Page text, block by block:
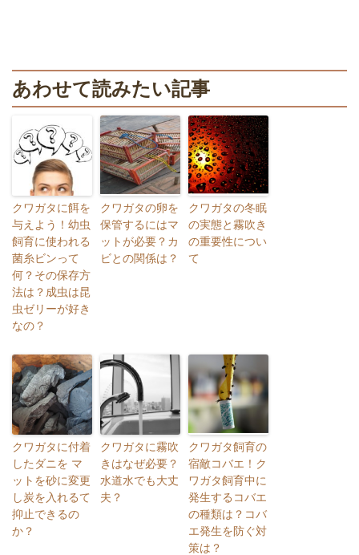
あわせて読みたい記事
クワガタに餌を
与えよう！幼虫
飼育に使われる
菌糸ビンって
何？その保存方
法は？成虫は昆
虫ゼリーが好き
なの？
クワガタの卵を
保管するにはマ
ットが必要？カ
ビとの関係は？
クワガタの冬眠
の実態と霧吹き
の重要性につい
て
クワガタに付着
したダニを マ
ットを砂に変更
し炭を入れるて
抑止できるの
か？
クワガタに霧吹
きはなぜ必要？
水道水でも大丈
夫？
クワガタ飼育の
宿敵コバエ！ク
ワガタ飼育中に
発生するコバエ
の種類は？コバ
エ発生を防ぐ対
策は？